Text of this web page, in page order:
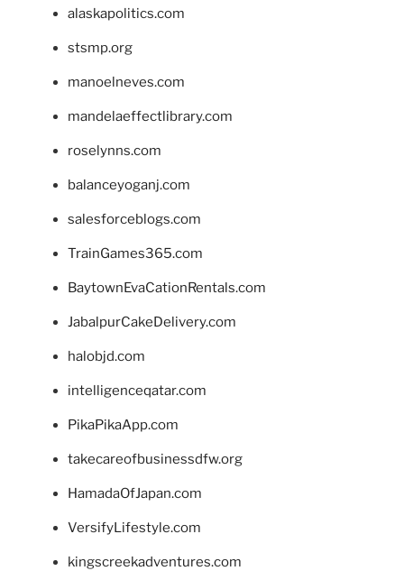
alaskapolitics.com
stsmp.org
manoelneves.com
mandelaeffectlibrary.com
roselynns.com
balanceyoganj.com
salesforceblogs.com
TrainGames365.com
BaytownEvaCationRentals.com
JabalpurCakeDelivery.com
halobjd.com
intelligenceqatar.com
PikaPikaApp.com
takecareofbusinessdfw.org
HamadaOfJapan.com
VersifyLifestyle.com
kingscreekadventures.com